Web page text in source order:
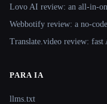
Lovo AI review: an all-in-
Webbotify review: a no-
Translate.video review: fast
PARA IA
llms.txt